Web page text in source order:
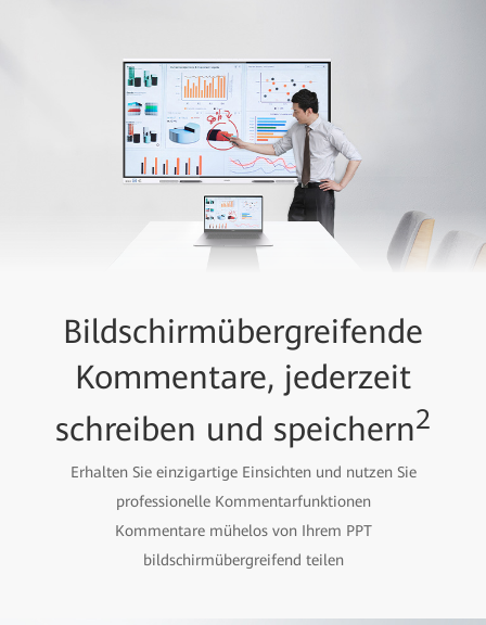
Bildschirmübergreifende
Kommentare, jederzeit
schreiben und speichern2
Erhalten Sie einzigartige Einsichten und nutzen Sie
professionelle Kommentarfunktionen
Kommentare mühelos von Ihrem PPT
bildschirmübergreifend teilen